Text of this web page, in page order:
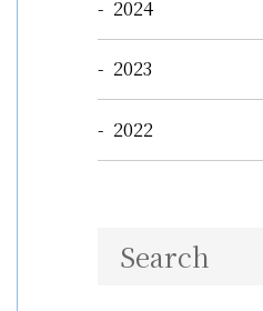
2024
2023
2022
Search